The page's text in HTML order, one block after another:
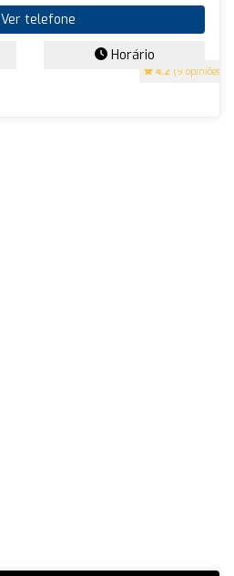
4.2 (9 opiniões)
Ver telefone
Horário